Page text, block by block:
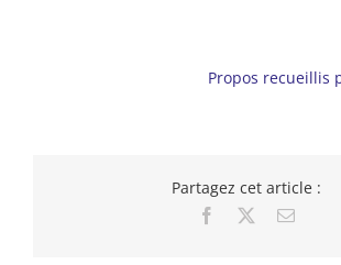
Propos recueillis
Partagez cet article :
Facebook Email